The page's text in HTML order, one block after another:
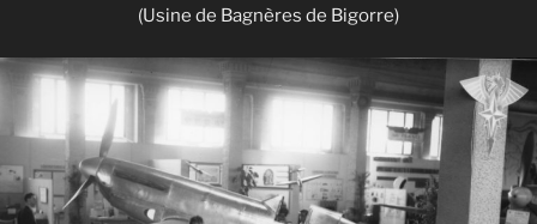
(Usine de Bagnères de Bigorre)